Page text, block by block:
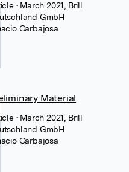
• March 2021, Brill
GmbH
Carbajosa
Material
• March 2021, Brill
GmbH
Carbajosa